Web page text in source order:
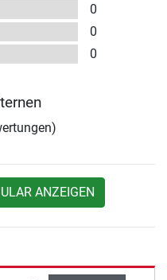
0
0
0
ANZEIGEN